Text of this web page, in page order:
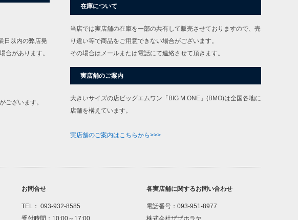
日以内の弊店発
合があります。
ございます。
在庫について
当店では実店舗の在庫を一部の共有して販売させておりますので、売
り違い等で商品をご用意できない場合がございます。
その場合はメールまたは電話にて連絡させて頂きます。
実店舗のご案内
大きいサイズの店ビッグエムワン「BIG M ONE」(BMO)は全国各地に
店舗を構えています。
実店舗のご案内はこちらから>>>
お問合せ
TEL： 093-932-8585
受付時間：10:00～17:00
各実店舗に関するお問い合わせ
電話番号：093-951-8977
株式会社ザザホラヤ